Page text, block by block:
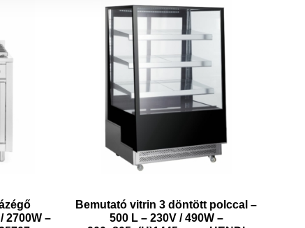
2700W –
Bemutató vitrin 3 döntött polccal –
500 L – 230V / 490W –